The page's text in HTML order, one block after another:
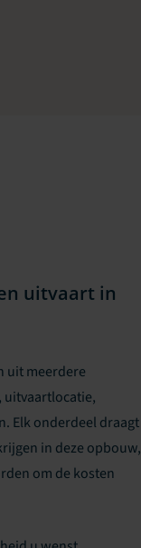
uitvaart in
uit meerdere
uitvaartlocatie,
Elk onderdeel draagt
in deze opbouw,
om de kosten